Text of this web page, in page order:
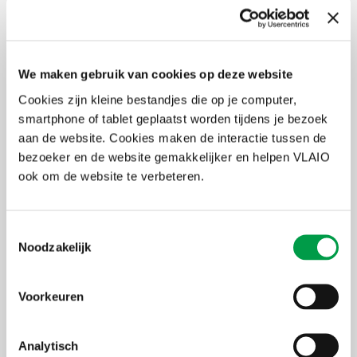
We maken gebruik van cookies op deze website
Cookies zijn kleine bestandjes die op je computer,
smartphone of tablet geplaatst worden tijdens je bezoek
aan de website. Cookies maken de interactie tussen de
bezoeker en de website gemakkelijker en helpen VLAIO
ook om de website te verbeteren.
Noodzakelijk
Voorkeuren
Analytisch
Bron: Departement EWI (2019)
toegevoegde waarde
definities. De gele balken zijn daarin het belangrijkst. In 2012 en
2017 bedroeg het aantal ongeveer 1700. Met uitzondering van het